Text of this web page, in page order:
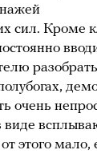
сил. Кроме
очень
виде
этого мало,